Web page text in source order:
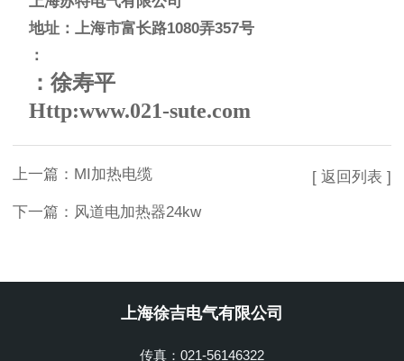
地址：上海市富长路1080弄357号
：
：徐寿平
Http:www.021-sute.com
上一篇： MI加热电缆
下一篇： 风道电加热器24kw
[ 返回列表 ]
上海徐吉电气有限公司
传真：021-56146322